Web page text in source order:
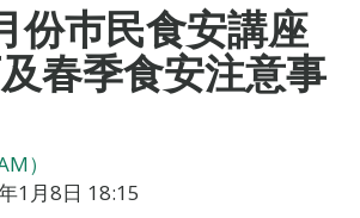
份巿民食安講座
春季食安注意事
）
1月8日 18:15